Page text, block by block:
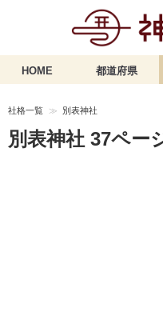
HOME 都道府県
社格一覧 別表神社
別表神社 37ペー